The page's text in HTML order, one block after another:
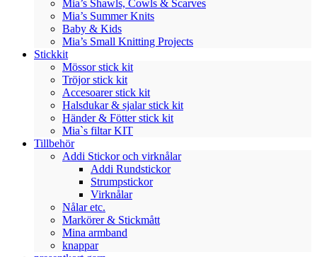
Mia’s Shawls, Cowls & Scarves
Mia’s Summer Knits
Baby & Kids
Mia’s Small Knitting Projects
Stickkit
Mössor stick kit
Tröjor stick kit
Accesoarer stick kit
Halsdukar & sjalar stick kit
Händer & Fötter stick kit
Mia`s filtar KIT
Tillbehör
Addi Stickor och virknålar
Addi Rundstickor
Strumpstickor
Virknålar
Nålar etc.
Markörer & Stickmått
Mina armband
knappar